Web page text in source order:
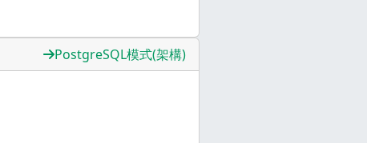
PostgreSQL模式(架構)